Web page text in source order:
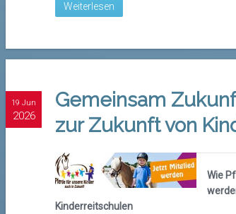
Weiterlesen
19 Jun
2026
Gemeinsam
zur Zukunft von
Wie
Kinderreitschulen